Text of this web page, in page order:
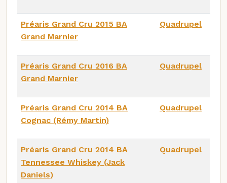
Préaris Grand Cru 2015 BA
Grand Marnier
Quadrupel
Préaris Grand Cru 2016 BA
Grand Marnier
Quadrupel
Préaris Grand Cru 2014 BA
Cognac (Rémy Martin)
Quadrupel
Préaris Grand Cru 2014 BA
Tennessee Whiskey (Jack
Daniels)
Quadrupel